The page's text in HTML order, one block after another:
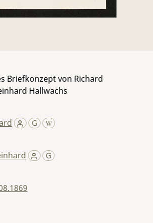
Briefkonzept von Richard
Hallwachs